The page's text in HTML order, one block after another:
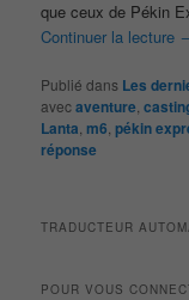
que ceux de Pékin
Continuer la lecture
Publié dans Les
avecaventure,
Lanta,m6,pékin
réponse
TRADUCTEUR
POUR VOUS